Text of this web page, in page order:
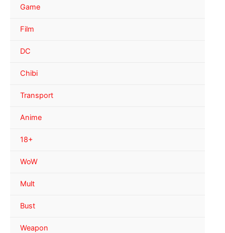
Game
Film
DC
Chibi
Transport
Anime
18+
WoW
Mult
Bust
Weapon